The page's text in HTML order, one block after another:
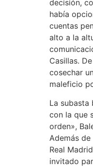
decisión,
había
cuentas
alto a la
Casillas.
cosechar
maleficio
La subasta
con la que
orden»,
Además
Real
invitado